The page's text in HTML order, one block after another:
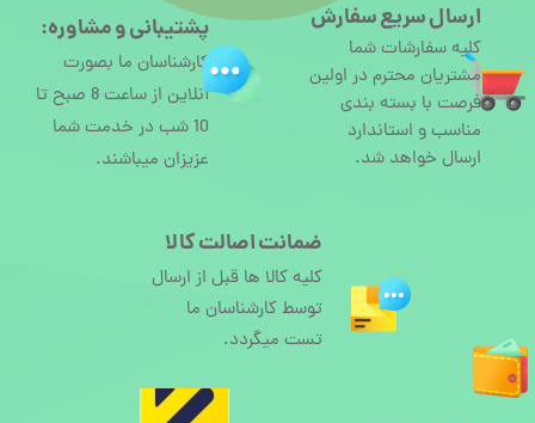
ارسال سریع سفارش
کلیه سفارشات شما
مشتریان محترم در اولین
فرصت با بسته بندی
مناسب و استاندارد
ارسال خواهد شد.
پشتیبانی و مشاوره:
کارشناسان ما بصورت
آنلاین از ساعت 8 صبح تا
10 شب در خدمت شما
عزیزان میباشند.
ضمانت اصالت کالا
کلیه کالا ها قبل از ارسال
توسط کارشناسان ما
تست میگردد.